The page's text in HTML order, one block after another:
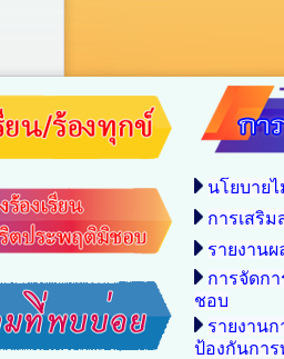
นโยบาย
การเสริ
รายงาน
การจัดก
ชอบ
รายงาน
ป้องกันการ